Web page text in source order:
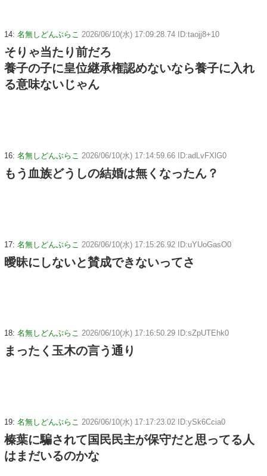
14: 名無しどんぶらこ 2026/06/10(水) 17:09:28.74 ID:taojj8+10
そりゃ当たり前だろ
養子の子に皇位継承権認めないなら養子に入れ
る意味ないじゃん
16: 名無しどんぶらこ 2026/06/10(水) 17:14:59.66 ID:adLvFXlG0
もう血族どうしの結婚は無くなったん？
17: 名無しどんぶらこ 2026/06/10(水) 17:15:26.92 ID:uYUoGasO0
曖昧にしないと賛成できないってさ
18: 名無しどんぶらこ 2026/06/10(水) 17:16:50.29 ID:sZpUTEhk0
まったく玉木の言う通り
19: 名無しどんぶらこ 2026/06/10(水) 17:17:23.02 ID:ySk6Ccia0
榛葉に騙されて国民民主が保守だと思ってる人
はまだいるのかな